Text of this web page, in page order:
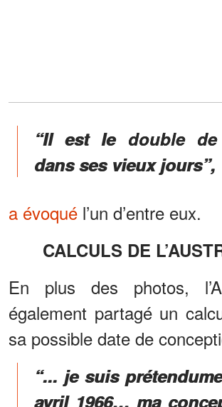
“Il est le double
dans ses vieux jours”,
a évoqué l’un d’entre eux.
CALCULS DE
En plus des photos,
également partagé un
sa possible date de
“... je suis
avril 1966… ma